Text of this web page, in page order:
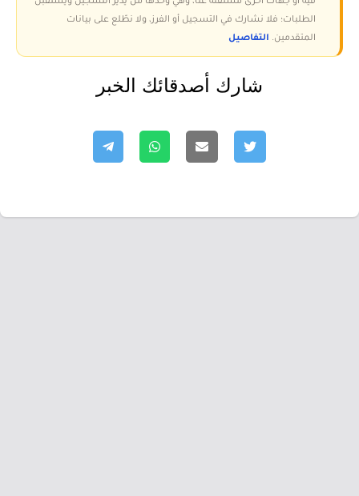
الطلبات؛ فلا نشارك في التسجيل أو الفرز، ولا نطّلع على بيانات
المتقدمين. التفاصيل
شارك أصدقائك الخبر